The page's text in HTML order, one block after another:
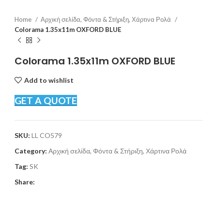
Home
Αρχική σελίδα, Φόντα & Στήριξη, Χάρτινα Ρολά
Colorama 1.35x11m OXFORD BLUE
Colorama 1.35x11m OXFORD BLUE
Add to wishlist
GET A QUOTE
SKU: LL CO579
Category: Αρχική σελίδα, Φόντα & Στήριξη, Χάρτινα Ρολά
Tag: SK
Share: